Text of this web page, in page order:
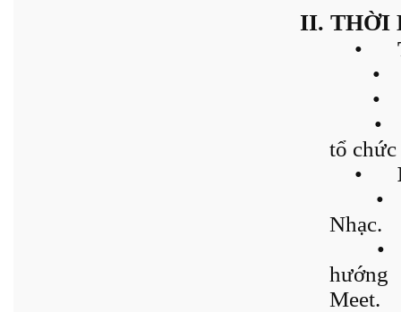
II. THỜI
•
•
•
•
tổ chức
•
•
Nhạc.
•
hướng
Meet.